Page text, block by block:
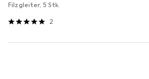
Filzgleiter, 5 Stk.
2